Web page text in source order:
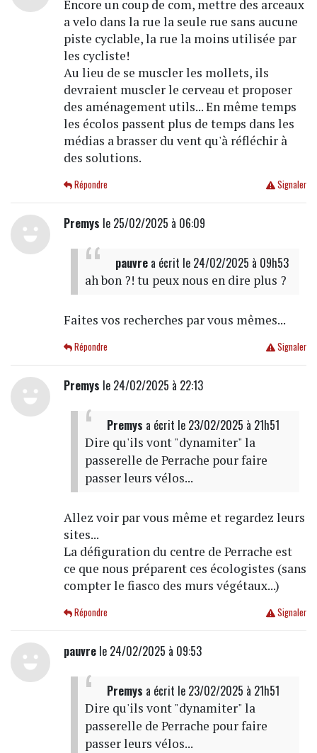
Encore un coup de com, mettre des arceaux
a velo dans la rue la seule rue sans aucune
piste cyclable, la rue la moins utilisée par
les cycliste!
Au lieu de se muscler les mollets, ils
devraient muscler le cerveau et proposer
des aménagement utils... En même temps
les écolos passent plus de temps dans les
médias a brasser du vent qu'à réfléchir à
des solutions.
Signaler
Répondre
Premys le 25/02/2025 à 06:09
pauvrea écrit le 24/02/2025 à 09h53
ah bon ?! tu peux nous en dire plus ?
Faites vos recherches par vous mêmes...
Signaler
Répondre
Premys le 24/02/2025 à 22:13
Premys a écrit le 23/02/2025 à 21h51
Dire qu'ils vont "dynamiter" la
passerelle de Perrache pour faire
passer leurs vélos...
Allez voir par vous même et regardez leurs
sites...
La défiguration du centre de Perrache est
ce que nous préparent ces écologistes (sans
compter le fiasco des murs végétaux...)
Signaler
Répondre
pauvrele 24/02/2025 à 09:53
Premys a écrit le 23/02/2025 à 21h51
Dire qu'ils vont "dynamiter" la
passerelle de Perrache pour faire
passer leurs vélos...